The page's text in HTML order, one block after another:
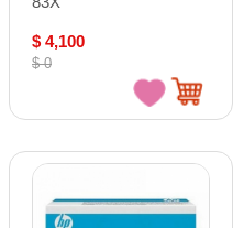
$ 4,100
$ 0